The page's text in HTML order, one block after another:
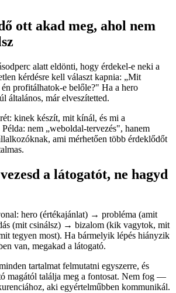
ott akad meg, ahol nem
alatt eldönti, hogy érdekel-e neki a
kérdésre kell választ kapnia: „Mit
profitálhatok-e belőle?" Ha a hero
általános, már elveszítetted.
kinek készít, mit kínál, és mi a
nem „weboldal-tervezés", hanem
ami mérhetően több érdeklődőt
a látogatót, ne hagyd
hero (értékajánlat) → probléma (amit
(mit csinálsz) → bizalom (kik vagytok, mit
tegyen most). Ha bármelyik lépés hiányzik
van, megakad a látogató.
tartalmat felmutatni egyszerre, és
magától találja meg a fontosat. Nem fog —
aki egyértelműbben kommunikál.